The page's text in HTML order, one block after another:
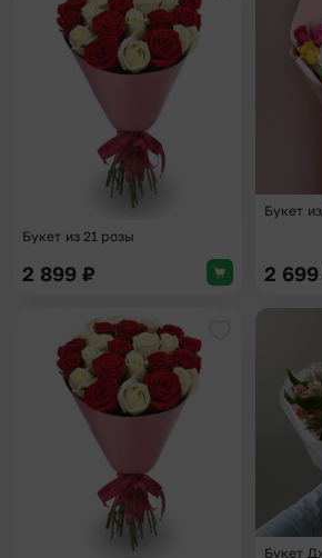
Добавить в
Букет из 21 розы
2 899 ₽
Букет
2 699
Добавить в
Букет